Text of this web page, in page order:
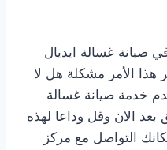
صيانة غسالة ايديال
تعتبر هذا الأمر مشكلة هل لا
خدمة صيانة غسالة
بعد الان وقل وداعا لهذه
التواصل مع مركز